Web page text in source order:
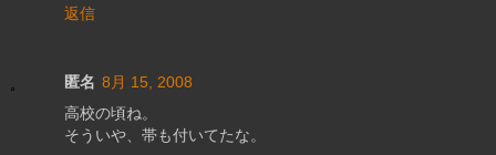
返信
匿名 8月 15, 2008
高校の頃ね。
そういや、帯も付いてたな。